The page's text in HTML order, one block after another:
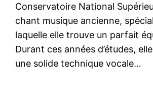
Conservatoire National
chant musique ancienne,
laquelle elle trouve un parfait
Durant ces années d’études,
une solide technique vocale…